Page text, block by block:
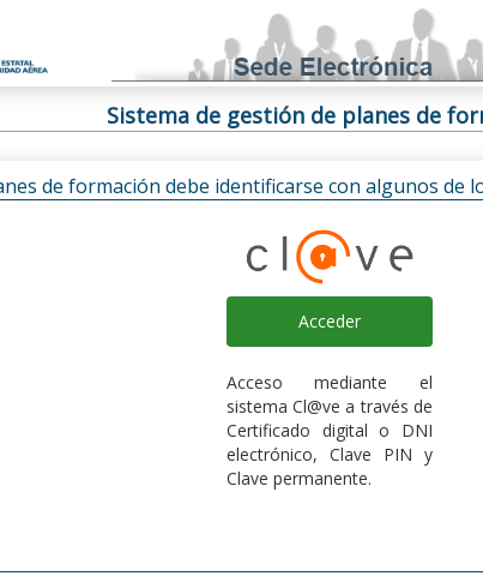
Sistema de gestión de planes de
de formación debe identificarse con algunos de
Acceder
Acceso mediante el
sistema Cl@ve a través de
Certificado digital o DNI
electrónico, Clave PIN y
Clave permanente.